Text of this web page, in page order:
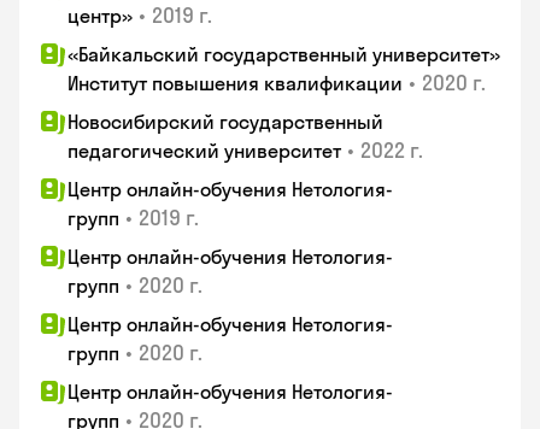
центр» • 2019 г.
«Байкальский государственный университет»
Институт повышения квалификации • 2020 г.
Новосибирский государственный
педагогический университет • 2022 г.
Центр онлайн-обучения Нетология-
групп • 2019 г.
Центр онлайн-обучения Нетология-
групп • 2020 г.
Центр онлайн-обучения Нетология-
групп • 2020 г.
Центр онлайн-обучения Нетология-
групп • 2020 г.